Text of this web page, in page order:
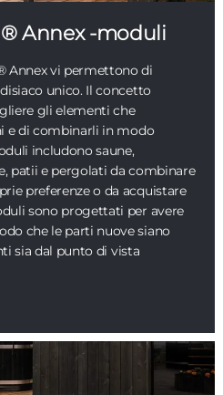
Annex -moduli
Annex vi permettono di
unico. Il concetto
gli elementi che
e di combinarli in modo
includono saune,
patii e pergolati da combinare
preferenze o da acquistare
sono progettati per avere
che le parti nuove siano
sia dal punto di vista